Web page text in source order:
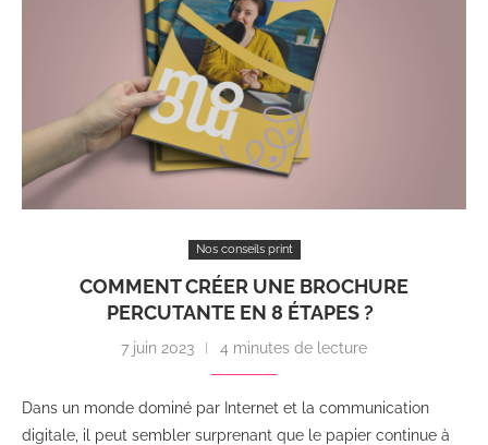
Nos conseils print
COMMENT CRÉER UNE BROCHURE
PERCUTANTE EN 8 ÉTAPES ?
7 juin 2023 4 minutes de lecture
Dans un monde dominé par Internet et la communication
digitale, il peut sembler surprenant que le papier continue à